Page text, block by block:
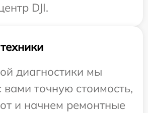
DJI.
диагностики мы
вами точную стоимость,
и начнем ремонтные